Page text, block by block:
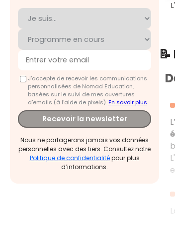
J'accepte de recevoir les communications
personnalisées de Nomad Education,
basées sur le suivi de mes ouvertures
d'emails (à l’aide de pixels).En savoir plus
Recevoir la newsletter
Nous ne partagerons jamais vos données
personnelles avec des tiers. Consultez notre
Politique de confidentialitépour plus
d’informations.